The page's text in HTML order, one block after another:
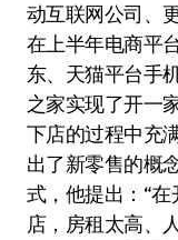
动互联网公司、
在上半年电商平
东、天猫平台手
之家实现了开一
下店的过程中充
出了新零售的概
式，他提出：“
店，房租太高、